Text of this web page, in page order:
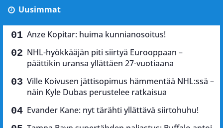
Uusimmat
Anze Kopitar: huima kunnianosoitus!
NHL-hyökkääjän piti siirtyä Eurooppaan –
päättikin uransa yllättäen 27-vuotiaana
Ville Koivusen jättisopimus hämmentää NHL:ssä –
näin Kyle Dubas perustelee ratkaisua
Evander Kane: nyt tärähti yllättävä siirtohuhu!